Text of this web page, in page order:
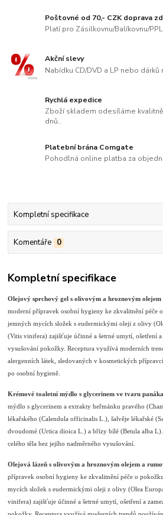
Poštovné od 70,- CZK doprava
Platí pro Zásilkovnu/Balíkovnu/
Akční slevy
Nabídku CD/DVD a LP nebo
Rychlá expedice
Zboží skladem odesíláme
dnů..
Platební brána Comgate
Pohodlná online platba za
Kompletní specifikace
Komentáře 0
Kompletní specifikace
Olejový sprchový gel s olivovým a hroznovým
moderní přípravek osobní hygieny ke zkvalitnění péče
jemných mycích složek s eudermickými oleji z olivy
(Vitis vinifera) zajišťuje účinné a šetrné umytí, ošetření a
vysušování pokožky. Receptura využívá moderních
alergenních látek, sledovaných v kosmetických
po osobní hygieně.
Krémové toaletní mýdlo s glycerinem ve tvaru
mýdlo s glycerinem a extrakty heřmánku pravého
lékařského (Calendula officinalis L.), šalvěje lékařské
dvoudomé (Urtica dioica L.) a břízy bílé (Betula alba
celého těla bez jejího nadměrného vysušování.
Olejová lázeň s olivovým a hroznovým olejem a
přípravek osobní hygieny ke zkvalitnění péče o
mycích složek s eudermickými oleji z olivy (Olea
vinifera) zajišťuje účinné a šetrné umytí, ošetření a